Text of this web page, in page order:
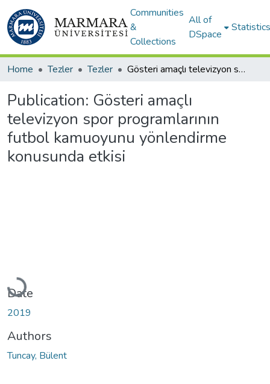
Communities
&
Collections
All of
DSpace
Statistics
Home Tezler Tezler Gösteri amaçlı televizyon spor programlarının futbol kamuoyunu yönlendirme konusunda etkisi
Publication: Gösteri amaçlı
televizyon spor programlarının
futbol kamuoyunu yönlendirme
konusunda etkisi
Loading...
Date
2019
Authors
Tuncay, Bülent